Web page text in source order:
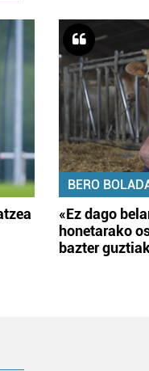
BERO
«Ez dago
honetarako
bazter